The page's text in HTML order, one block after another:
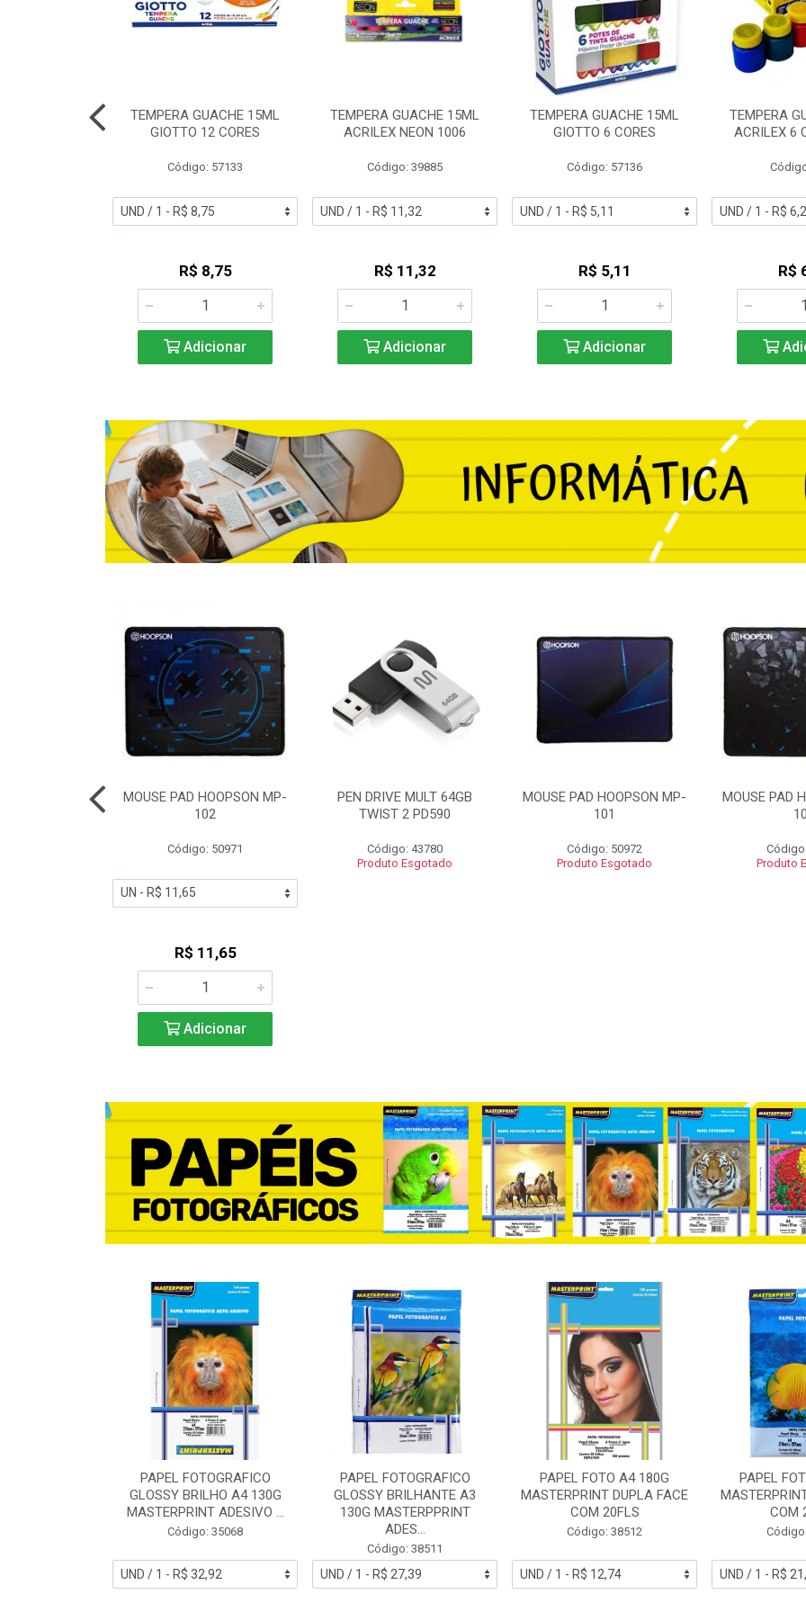
TEMPERA GUACHE 15ML
GIOTTO 12 CORES
Código: 57133
R$ 8,75
Adicionar
TEMPERA GUACHE 15ML
ACRILEX NEON 1006
Código: 39885
R$ 11,32
Adicionar
TEMPERA GUACHE 15ML
GIOTTO 6 CORES
Código: 57136
R$ 5,11
Adicionar
TEMPERA
ACRILEX 6
R$
MOUSE PAD HOOPSON MP-
102
Código: 50971
R$ 11,65
Adicionar
PEN DRIVE MULT 64GB
TWIST 2 PD590
Código: 43780
Produto Esgotado
MOUSE PAD HOOPSON MP-
101
Código: 50972
Produto Esgotado
MOUSE PAD
Produto
PAPEL FOTOGRAFICO
GLOSSY BRILHO A4 130G
MASTERPRINT ADESIVO ...
Código: 35068
PAPEL FOTOGRAFICO
GLOSSY BRILHANTE A3
130G MASTERPPRINT
ADES...
Código: 38511
PAPEL FOTO A4 180G
MASTERPRINT DUPLA FACE
COM 20FLS
Código: 38512
PAPEL
COM